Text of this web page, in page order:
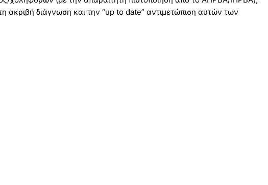
ακριβή διάγνωση και την “up to date” αντιμετώπιση αυτών των